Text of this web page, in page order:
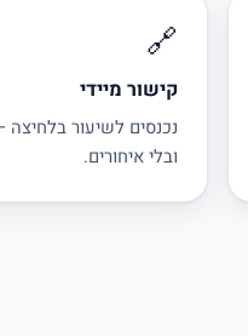
🔗
קישור מיידי
נכנסים לשיעור בלחיצה
ובלי איחורים.